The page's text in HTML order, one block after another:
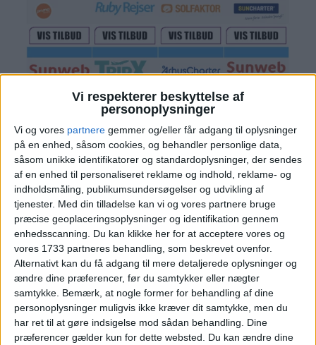
Vi respekterer beskyttelse af
personoplysninger
Vi og vores partnere gemmer og/eller får adgang til oplysninger
på en enhed, såsom cookies, og behandler personlige data,
såsom unikke identifikatorer og standardoplysninger, der sendes
af en enhed til personaliseret reklame og indhold, reklame- og
indholdsmåling, publikumsundersøgelser og udvikling af
tjenester. Med din tilladelse kan vi og vores partnere bruge
præcise geoplaceringsoplysninger og identifikation gennem
enhedsscanning. Du kan klikke her for at acceptere vores og
vores 1733 partneres behandling, som beskrevet ovenfor.
Alternativt kan du få adgang til mere detaljerede oplysninger og
ændre dine præferencer, før du samtykker eller nægter
samtykke. Bemærk, at nogle former for behandling af dine
personoplysninger muligvis ikke kræver dit samtykke, men du
har ret til at gøre indsigelse mod sådan behandling. Dine
præferencer gælder kun for dette websted. Du kan ændre dine
Læs videre efter Annoncen
Annonce
PRISOVERSIGT
KØBENHAVN: 10. – 25. SEP 25 (14 NÆTTER)